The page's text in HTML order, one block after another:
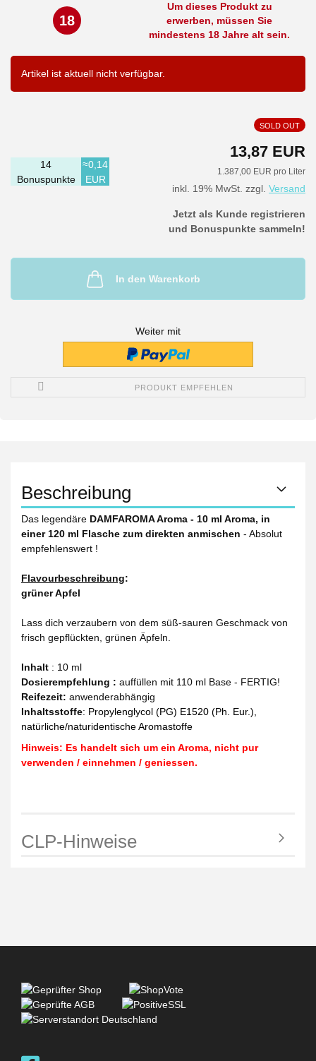
18
Um dieses Produkt zu
erwerben, müssen Sie
mindestens 18 Jahre alt sein.
Artikel ist aktuell nicht verfügbar.
SOLD OUT
13,87 EUR
1.387,00 EUR pro Liter
inkl. 19% MwSt. zzgl. Versand
14
Bonuspunkte
≈0,14
EUR
Jetzt als Kunde registrieren
und Bonuspunkte sammeln!
In den Warenkorb
Weiter mit
PRODUKT EMPFEHLEN
Beschreibung
Das legendäre DAMFAROMA Aroma - 10 ml Aroma, in
einer 120 ml Flasche zum direkten anmischen - Absolut
empfehlenswert !
Flavourbeschreibung:
grüner Apfel
Lass dich verzaubern von dem süß-sauren Geschmack von
frisch gepflückten, grünen Äpfeln.
Inhalt : 10 ml
Dosierempfehlung : auffüllen mit 110 ml Base - FERTIG!
Reifezeit: anwenderabhängig
Inhaltsstoffe: Propylenglycol (PG) E1520 (Ph. Eur.),
natürliche/naturidentische Aromastoffe
Hinweis: Es handelt sich um ein Aroma, nicht pur
verwenden / einnehmen / geniessen.
CLP-Hinweise